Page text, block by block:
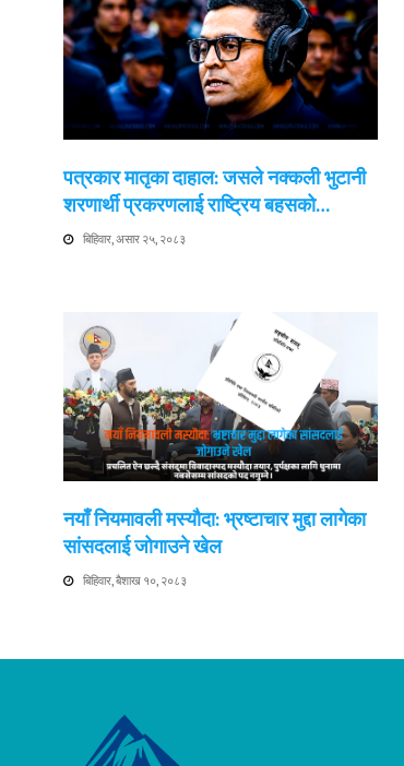
पत्रकार मातृका दाहाल: जसले नक्कली भुटानी
शरणार्थी प्रकरणलाई राष्ट्रिय बहसको…
बिहिवार, असार २५, २०८३
नयाँ नियमावली मस्यौदा: भ्रष्टाचार मुद्दा लागेका
सांसदलाई जोगाउने खेल
बिहिवार, बैशाख १०, २०८३